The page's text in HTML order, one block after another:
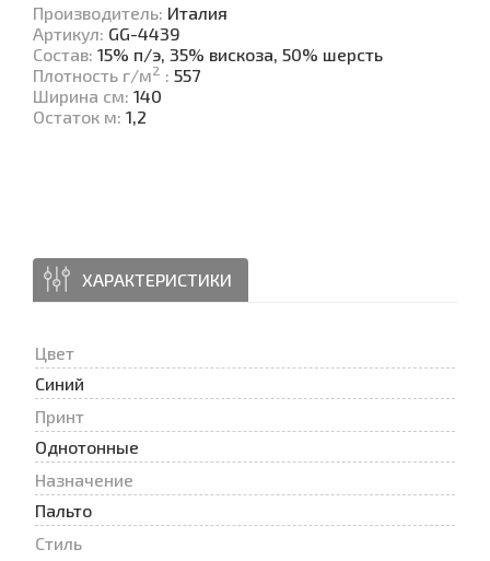
Производитель: Италия
Артикул: GG-4439
Состав: 15% п/э, 35% вискоза, 50% шерсть
Плотность г/м2 : 557
Ширина см: 140
Остаток м: 1,2
ХАРАКТЕРИСТИКИ
Цвет
Синий
Принт
Oднотонные
Назначение
Пальто
Стиль